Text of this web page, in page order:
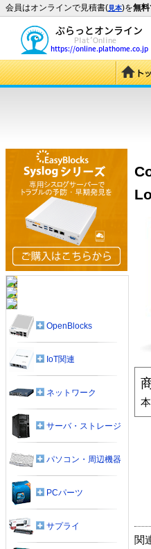
会員はオンラインで見積書(見本)を無
関
OpenBlocks
IoT関連
ネットワーク
サーバ・ストレージ
パソコン・周辺機器
PCパーツ
サプライ